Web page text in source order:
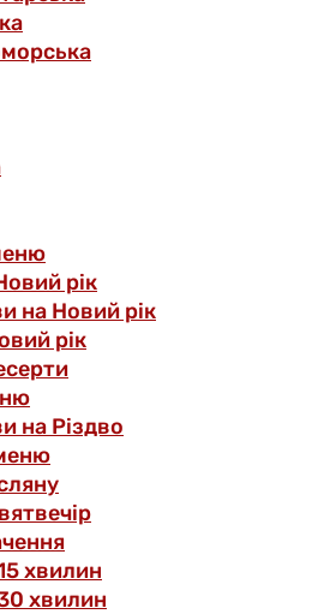
рік
на Новий рік
рік
на Різдво
хвилин
хвилин